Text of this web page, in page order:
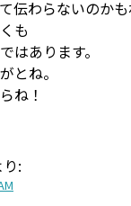
伝わらないのかも
も
はあります。
とね。
ね！
り: